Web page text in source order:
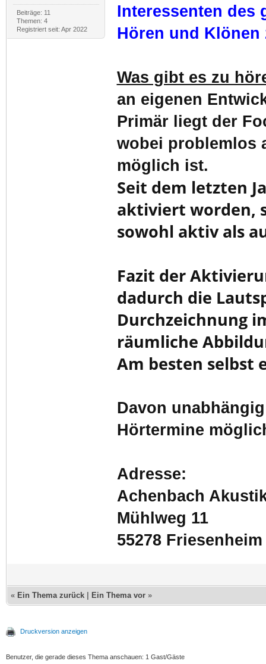
Beiträge: 11
Themen: 4
Registriert seit: Apr 2022
Interessenten des
Hören und Klönen
Was gibt es zu
an eigenen
Primär liegt der
wobei problemlos
möglich ist.
Seit dem letzten
aktiviert worden,
sowohl aktiv als
Fazit der
dadurch die
Durchzeichnung
räumliche
Am besten selbst
Davon
Hörtermine
Adresse:
Achenbach
Mühlweg 11
55278 Friesenheim
« Ein Thema zurück Ein Thema vor »
Druckversion anzeigen
Benutzer, die gerade dieses Thema anschauen: 1 Gast/Gäste